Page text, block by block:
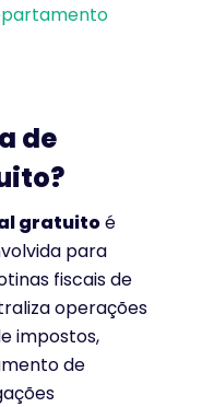
de
gratuitoé
para
fiscais de
operações
impostos,
de